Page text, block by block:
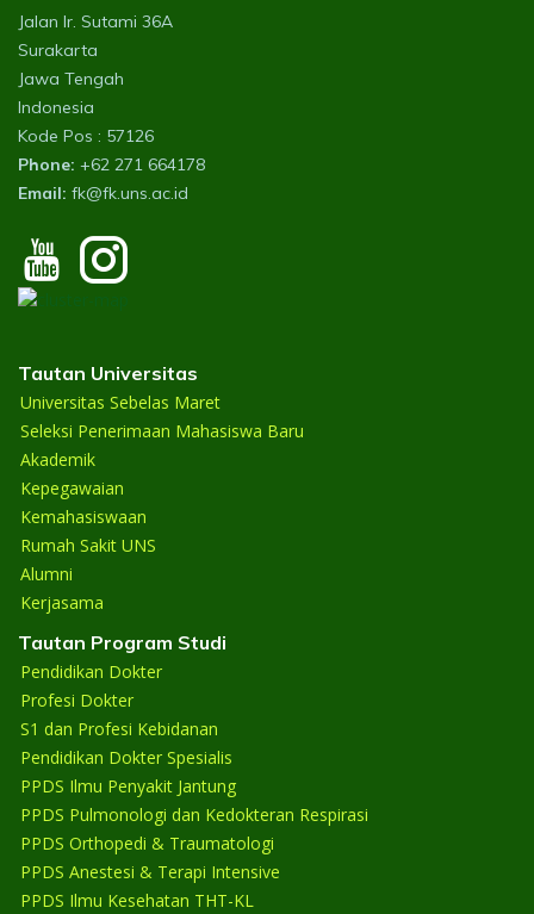
Jalan Ir. Sutami 36A
Surakarta
Jawa Tengah
Indonesia
Kode Pos : 57126
Phone: +62 271 664178
Email: fk@fk.uns.ac.id
Tautan Universitas
Universitas Sebelas Maret
Seleksi Penerimaan Mahasiswa Baru
Akademik
Kepegawaian
Kemahasiswaan
Rumah Sakit UNS
Alumni
Kerjasama
Tautan Program Studi
Pendidikan Dokter
Profesi Dokter
S1 dan Profesi Kebidanan
Pendidikan Dokter Spesialis
PPDS Ilmu Penyakit Jantung
PPDS Pulmonologi dan Kedokteran Respirasi
PPDS Orthopedi & Traumatologi
PPDS Anestesi & Terapi Intensive
PPDS Ilmu Kesehatan THT-KL